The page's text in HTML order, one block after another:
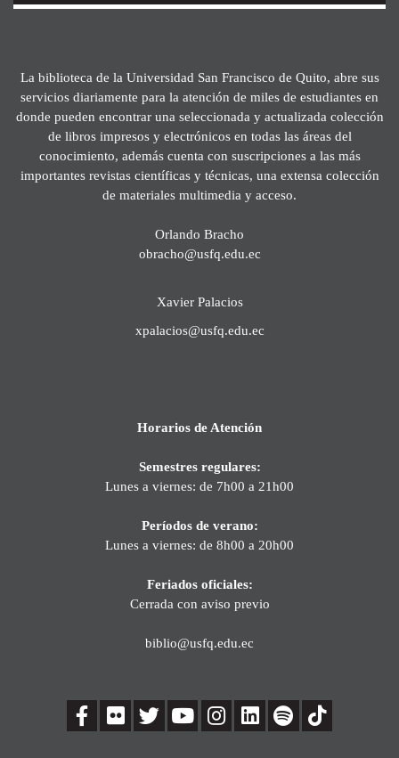
La biblioteca de la Universidad San Francisco de Quito, abre sus
servicios diariamente para la atención de miles de estudiantes en
donde pueden encontrar una seleccionada y actualizada colección
de libros impresos y electrónicos en todas las áreas del
conocimiento, además cuenta con suscripciones a las más
importantes revistas científicas y técnicas, una extensa colección
de materiales multimedia y acceso.
Orlando Bracho
obracho@usfq.edu.ec
Xavier Palacios
xpalacios@usfq.edu.ec
Horarios de Atención
Semestres regulares:
Lunes a viernes: de 7h00 a 21h00
Períodos de verano:
Lunes a viernes: de 8h00 a 20h00
Feriados oficiales:
Cerrada con aviso previo
biblio@usfq.edu.ec